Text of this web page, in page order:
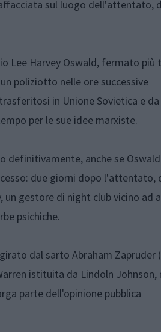
sul luogo dell'attentato,
Lee Harvey Oswald, fermato più
poliziotto nelle ore successive
in Unione Sovietica e
per le sue idee marxiste.
definitivamente, anche se
due giorni dopo l'attentato,
gestore di night club vicino ad
psichiche.
dal sarto Abraham Zapruder
istituita da Lindoln Johnson,
parte dell'opinione pubblica